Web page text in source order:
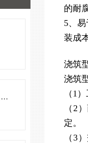
高压隔相封闭母线槽常见故障处理方案
的耐
5、
装成
浇筑
浇筑
（1
（2
定。
（3